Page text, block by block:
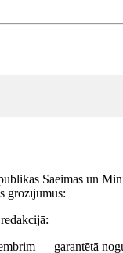
Saeimas un
grozījumus:
— garantētā